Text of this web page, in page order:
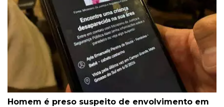
Homem é preso suspeito de envolvimento em